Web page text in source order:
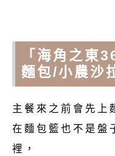
「海角之東
麵包/小農沙
主餐來之前會先上
在麵包籃也不是盤
裡，